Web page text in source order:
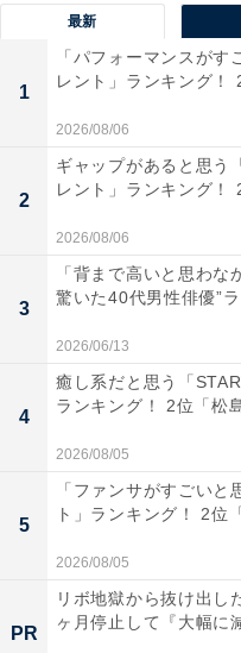
便局に併設されている
る郵便局で口座開設か
魅力の1つです。
アンケートでは、「ゆ
密着型のような親近感の
県／40代男性）、「地
良県／40代女性）、「
く、プラスアルファの
※回答者コメントは原文
＞6位までの全ランキン
1990年生まれ。30代突
を開始。日常系アニメ
をもち個人的にイベント
最新
1
「パフォーマンスがす
レント」ランキング！
2026/08/06
2
ギャップがあると思う
レント」ランキング！
2026/08/06
3
「背まで高いと思わな
驚いた40代男性俳優”
2026/06/13
4
癒し系だと思う「
ランキング！ 2位「松
2026/08/05
5
「ファンサがすごい
ト」ランキング！ 2位
2026/08/05
PR
リボ地獄から抜け出し
ヶ月停止して『大幅に